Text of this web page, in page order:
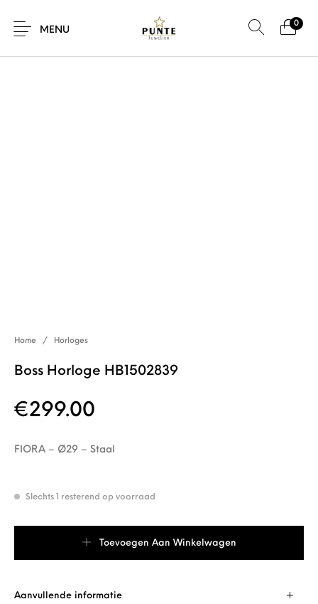
MENU
0
Home / Horloges
Boss Horloge HB1502839
€299.00
FIORA – Ø29 – Staal
Slechts 1 resterend op voorraad
Toevoegen Aan Winkelwagen
Aanvullende informatie